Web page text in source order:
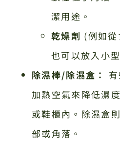
潔用途。
乾燥劑 (例如
也可以放入小
除濕棒/除濕盒：
加熱空氣來降低濕
或鞋櫃內。除濕盒
部或角落。